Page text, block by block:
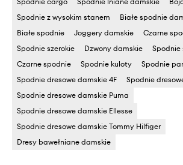
Spodnie z wysokim stanem
Białe spodnie
Białe spodnie
Joggery damskie
Czarne
Spodnie szerokie
Dzwony damskie
Spodnie
Czarne spodnie
Spodnie kuloty
Spodnie
Spodnie dresowe damskie 4F
Spodnie
Spodnie dresowe damskie Puma
Spodnie dresowe damskie Ellesse
Spodnie dresowe damskie Tommy Hilfiger
Dresy bawełniane damskie